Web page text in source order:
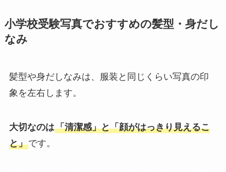
小学校受験写真でおすすめの髪型・身だし
なみ
髪型や身だしなみは、服装と同じくらい写真の印
象を左右します。
大切なのは「清潔感」と「顔がはっきり見えるこ
と」です。